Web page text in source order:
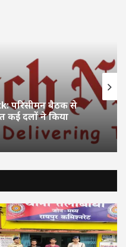
परिसीमन बैठक से
कई दलों ने किया